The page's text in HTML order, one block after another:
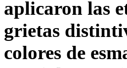
aplicaron las
grietas
colores de